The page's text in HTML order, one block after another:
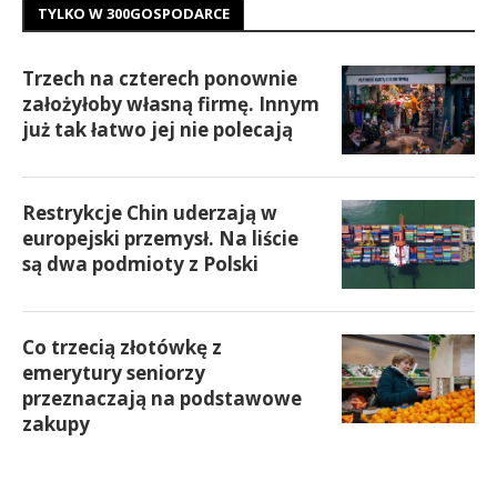
TYLKO W 300GOSPODARCE
Trzech na czterech ponownie
założyłoby własną firmę. Innym
już tak łatwo jej nie polecają
Restrykcje Chin uderzają w
europejski przemysł. Na liście
są dwa podmioty z Polski
Co trzecią złotówkę z
emerytury seniorzy
przeznaczają na podstawowe
zakupy